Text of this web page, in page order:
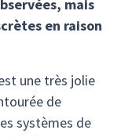
mais
en raison
une très jolie
de
systèmes de